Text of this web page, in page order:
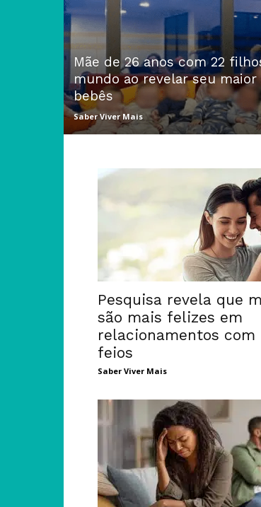
Mãe de 26 anos com 22
mundo ao revelar seu
bebês
Saber Viver Mais
Pesquisa revela que
são mais felizes em
relacionamentos com
feios
Saber Viver Mais